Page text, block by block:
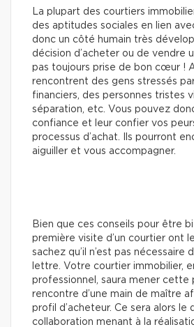
La plupart des courtiers
des aptitudes sociales en lien
donc un côté humain très
décision d’acheter ou de vendre
pas toujours prise de bon cœur !
rencontrent des gens stressés
financiers, des personnes tristes
séparation, etc. Vous pouvez
confiance et leur confier vos
processus d’achat. Ils pourront
aiguiller et vous accompagner.
Bien que ces conseils pour être
première visite d’un courtier ont
sachez qu’il n’est pas nécessaire
lettre. Votre courtier immobilier,
professionnel, saura mener cette
rencontre d’une main de maître
profil d’acheteur. Ce sera alors le
collaboration menant à la